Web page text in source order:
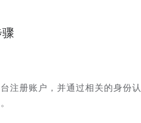
注册账户，并通过相关的身份